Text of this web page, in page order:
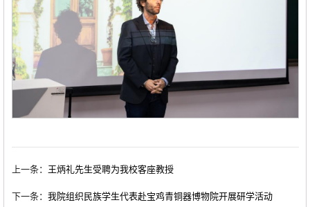
上一条： 王炳礼先生受聘为我校客座教授
下一条： 我院组织民族学生代表赴宝鸡青铜器博物院开展研学活动